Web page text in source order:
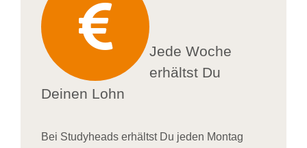
Jede Woche
erhältst Du
Deinen Lohn
Bei Studyheads erhältst Du jeden Montag